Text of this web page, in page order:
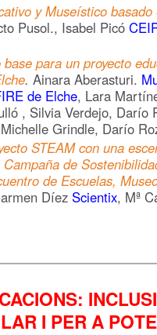
y Museístico
Pusol., Isabel Picó
para un proyecto
. Ainara Aberasturi.
de Elche, Lara
, Silvia Verdejo, Darío
Michelle Grindle, Darío
STEAM con una
de
de Escuelas,
Díez Scientix, Mª
I PER A